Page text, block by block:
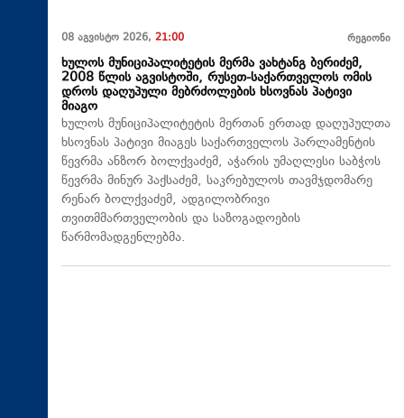
08 აგვისტო 2026, 21:00 რეგიონი
ხულოს მუნიციპალიტეტის მერმა ვახტანგ ბერიძემ,
2008 წლის აგვისტოში, რუსეთ-საქართველოს ომის
დროს დაღუპული მებრძოლების ხსოვნას პატივი
მიაგო
ხულოს მუნიციპალიტეტის მერთან ერთად დაღუპულთა
ხსოვნას პატივი მიაგეს საქართველოს პარლამენტის
წევრმა ანზორ ბოლქვაძემ, აჭარის უმაღლესი საბჭოს
წევრმა მინურ პაქსაძემ, საკრებულოს თავმჯდომარე
რენარ ბოლქვაძემ, ადგილობრივი
თვითმმართველობის და საზოგადოების
წარმომადგენლებმა.